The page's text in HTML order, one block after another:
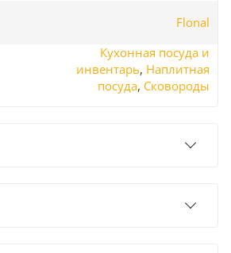
Flonal
Кухонная посуда и
инвентарь, Наплитная
посуда, Сковороды